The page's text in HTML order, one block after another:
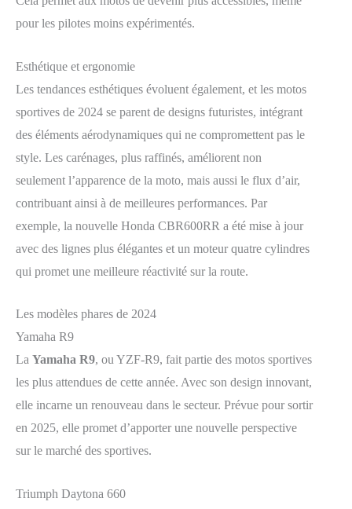
pour les pilotes moins expérimentés.
Esthétique et ergonomie
Les tendances esthétiques évoluent également, et les motos
sportives de 2024 se parent de designs futuristes, intégrant
des éléments aérodynamiques qui ne compromettent pas le
style. Les carénages, plus raffinés, améliorent non
seulement l’apparence de la moto, mais aussi le flux d’air,
contribuant ainsi à de meilleures performances. Par
exemple, la nouvelle Honda CBR600RR a été mise à jour
avec des lignes plus élégantes et un moteur quatre cylindres
qui promet une meilleure réactivité sur la route.
Les modèles phares de 2024
Yamaha R9
La Yamaha R9, ou YZF-R9, fait partie des motos sportives
les plus attendues de cette année. Avec son design innovant,
elle incarne un renouveau dans le secteur. Prévue pour sortir
en 2025, elle promet d’apporter une nouvelle perspective
sur le marché des sportives.
Triumph Daytona 660